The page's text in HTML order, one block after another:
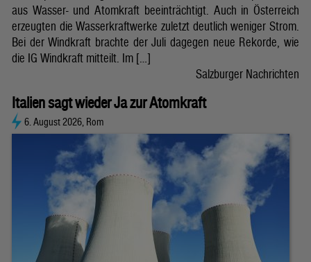
aus Wasser- und Atomkraft beeinträchtigt. Auch in Österreich
erzeugten die Wasserkraftwerke zuletzt deutlich weniger Strom.
Bei der Windkraft brachte der Juli dagegen neue Rekorde, wie
die IG Windkraft mitteilt. Im […]
Salzburger Nachrichten
Italien sagt wieder Ja zur Atomkraft
6. August 2026, Rom